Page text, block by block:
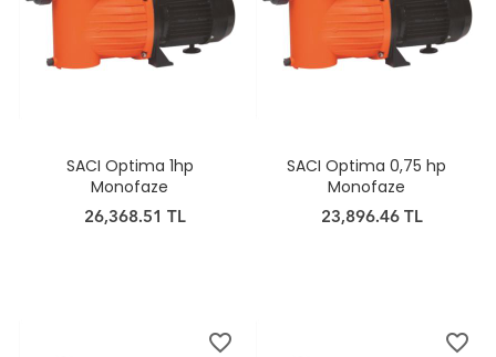
SACI Optima 1hp
Monofaze
26,368.51 TL
SACI Optima 0,75 hp
Monofaze
23,896.46 TL
favorite_border favorite_border